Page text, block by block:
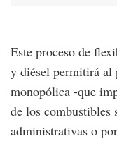
Este proceso de
y diésel permitirá al
monopólica -que
de los combustibles
administrativas o